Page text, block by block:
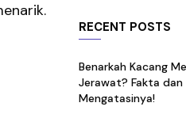
RECENT POSTS
Benarkah Kacang
Jerawat? Fakta dan
Mengatasinya!